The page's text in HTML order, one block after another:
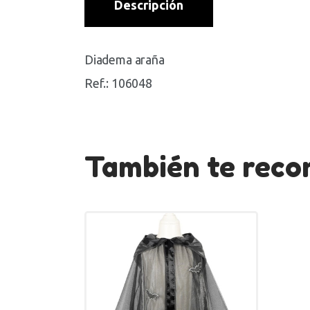
Descripción
Diadema araña
Ref.: 106048
También te